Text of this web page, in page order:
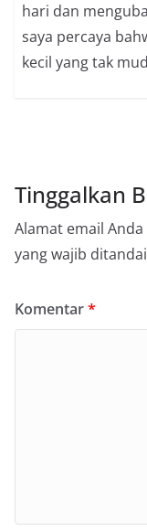
hari dan
saya percaya
kecil yang tak
Tinggalkan
Alamat email
yang wajib ditandai
Komentar*